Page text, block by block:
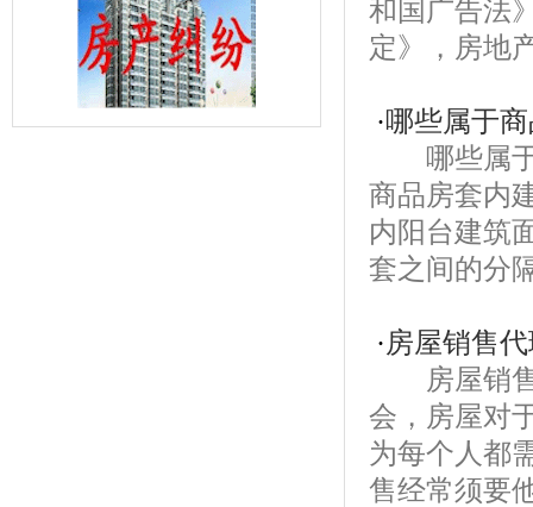
和国广告法
定》，房地
·哪些属于
哪些属于
商品房套内
内阳台建筑
套之间的分
·房屋销售
房屋销售
会，房屋对
为每个人都
售经常须要